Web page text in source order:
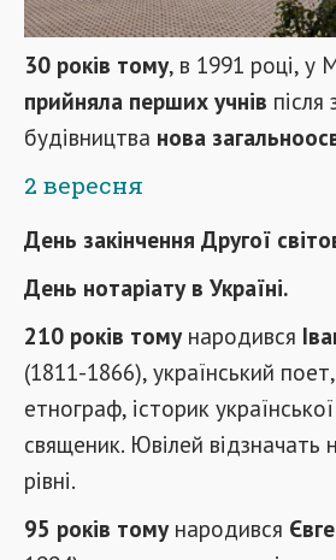
30 років тому, в 1991 році, у
прийняла перших учнів
будівництва нова
2 вересня
День закінчення Другої
День нотаріату в Україні.
210 років томународився
(1811-1866), український
етнограф, історик
священик. Ювілей
рівні.
95 років томународився